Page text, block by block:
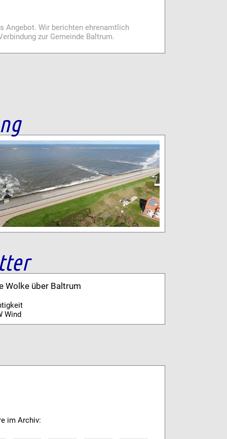
Angebot. Wir berichten ehrenamtlich
zur Gemeinde Baltrum.
Wolke über Baltrum
Wind
im Archiv: